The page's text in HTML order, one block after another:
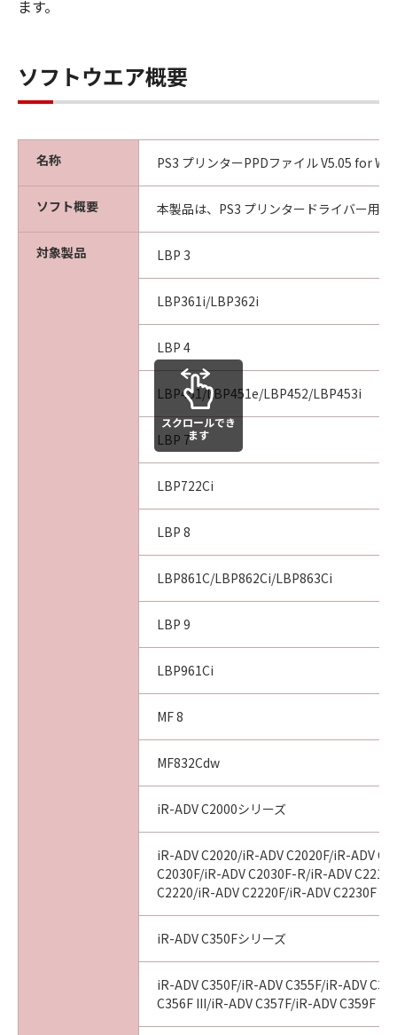
の関連会社、それらの販売代理店または販売店
のいずれも、「本ソフトウェア」に関して、商
品性および特定の目的への適合性の保証を含
問わず一切しないものとします。
(2) キヤノン、キヤノンのライセンサー、キヤノ
ンの子会社、キヤノンの関連会社、それらの販
売代理店または販売店のいずれも、「本ソフト
ウェア」の使用または使用不能から生ずるいか
なる損害（逸失利益およびその他の派生的また
は付随的な損害を含むがこれらに限定されない
全ての損害を言います。）について、適用法で
認められる限り、一切の責任を負わないものと
します。たとえ、キヤノン、キヤノンのライセ
ンサー、キヤノンの子会社、キヤノンの関連会
社、それらの販売代理店または販売店がかかる
損害の可能性について知らされていた場合でも
(3) キヤノン、キヤノンのライセンサー、キヤノ
ンの子会社、キヤノンの関連会社、それらの販
売代理店または販売店のいずれも、「本ソフト
ウェア」、または「本ソフトウェア」の使用に
起因または関連してお客様と第三者との間に生
じたいかなる紛争についても、一切責任を負わ
ないものとします。
記のボタンをクリックした時点、または「本ソ
フトウェア」をインストールした時点で発効
(2) お客様は、「本ソフトウェア」およびその
複製物のすべてを廃棄および消去することによ
り、本契約書を終了させることができます。
(3) お客様が本契約書のいずれかの条項に違反
した場合、本契約書は直ちに終了します。
(4) お客様は、上記(3)によって本契約書が終了
した場合、速やかに、「本ソフトウェア」およ
びその複製物のすべてを廃棄または消去するも
(5) 上記にかかわらず、本契約書第2条、第4条
から第7条まで、第8条第4項および第10条の規
定は、本契約書の終了後も効力を有します。
９．U.S. GOVERNMENT RESTRICTED RIGHTS
ます。
ソフトウエア概要
名称 PS3 プリンターPPDファイル V5.05 for
ソフト概要 本製品は、PS3 プリンタードライバー用
対象製品 LBP 3
LBP361i/LBP362i
LBP 4
LBP451/LBP451e/LBP452/LBP453i
LBP 7
LBP722Ci
LBP 8
LBP861C/LBP862Ci/LBP863Ci
LBP 9
LBP961Ci
MF 8
MF832Cdw
iR-ADV C2000シリーズ
iR-ADV C2020/iR-ADV C2020F/iR-ADV
C2030F/iR-ADV C2030F-R/iR-ADV
C2220/iR-ADV C2220F/iR-ADV C2230F
iR-ADV C350Fシリーズ
iR-ADV C350F/iR-ADV C355F/iR-ADV
C356F III/iR-ADV C357F/iR-ADV C359F
スクロールでき
ます